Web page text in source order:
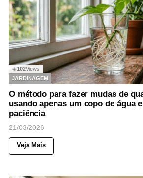
◉102Views
JARDINAGEM
O método para fazer mudas de
usando apenas um copo de água
paciência
21/03/2026
Veja Mais